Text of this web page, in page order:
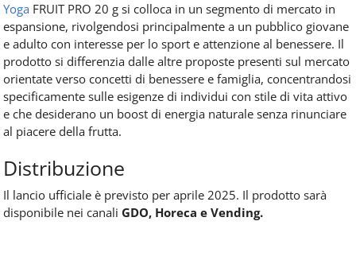
Yoga FRUIT PRO 20 g si colloca in un segmento di mercato in
espansione, rivolgendosi principalmente a un pubblico giovane
e adulto con interesse per lo sport e attenzione al benessere. Il
prodotto si differenzia dalle altre proposte presenti sul mercato
orientate verso concetti di benessere e famiglia, concentrandosi
specificamente sulle esigenze di individui con stile di vita attivo
e che desiderano un boost di energia naturale senza rinunciare
al piacere della frutta.
Distribuzione
Il lancio ufficiale è previsto per aprile 2025. Il prodotto sarà
disponibile nei canali GDO, Horeca e Vending.